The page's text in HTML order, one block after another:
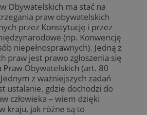
Obywatelskich ma stać na
praw obywatelskich
przez Konstytucję i przez
(np. Konwencję
niepełnosprawnych). Jedną z
praw jest prawo zgłoszenia się
Praw Obywatelskich (art. 80
z ważniejszych zadań
ustalanie, gdzie dochodzi do
człowieka – wiem dzięki
kraju, jak różne są to